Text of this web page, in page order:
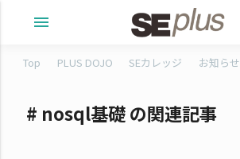
menu
Top PLUS DOJO SEカレッジ お知らせ
# nosql基礎 の関連記事